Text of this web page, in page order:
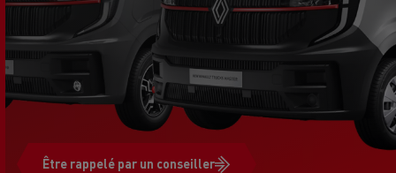
Être rappelé par un conseiller